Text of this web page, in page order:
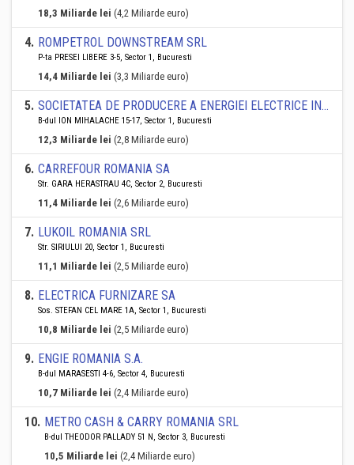
18,3 Miliarde lei (4,2 Miliarde euro)
4. ROMPETROL DOWNSTREAM SRL
P-ta PRESEI LIBERE 3-5, Sector 1, Bucuresti
14,4 Miliarde lei (3,3 Miliarde euro)
5. SOCIETATEA DE PRODUCERE A ENERGIEI ELECTRICE IN HIDROCENTRALE " HIDROELECTRICA" S.A.
B-dul ION MIHALACHE 15-17, Sector 1, Bucuresti
12,3 Miliarde lei (2,8 Miliarde euro)
6. CARREFOUR ROMANIA SA
Str. GARA HERASTRAU 4C, Sector 2, Bucuresti
11,4 Miliarde lei (2,6 Miliarde euro)
7. LUKOIL ROMANIA SRL
Str. SIRIULUI 20, Sector 1, Bucuresti
11,1 Miliarde lei (2,5 Miliarde euro)
8. ELECTRICA FURNIZARE SA
Sos. STEFAN CEL MARE 1A, Sector 1, Bucuresti
10,8 Miliarde lei (2,5 Miliarde euro)
9. ENGIE ROMANIA S.A.
B-dul MARASESTI 4-6, Sector 4, Bucuresti
10,7 Miliarde lei (2,4 Miliarde euro)
10. METRO CASH & CARRY ROMANIA SRL
B-dul THEODOR PALLADY 51 N, Sector 3, Bucuresti
10,5 Miliarde lei (2,4 Miliarde euro)